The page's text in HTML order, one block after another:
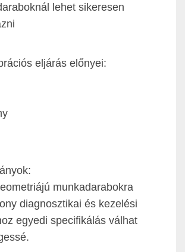
lehet sikeresen
eljárás előnyei:
munkadarabokra
diagnosztikai és kezelési
egyedi specifikálás válhat